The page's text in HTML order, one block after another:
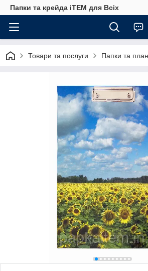
Папки та крейда iTEM для Всіх
Товари та послуги Папки та